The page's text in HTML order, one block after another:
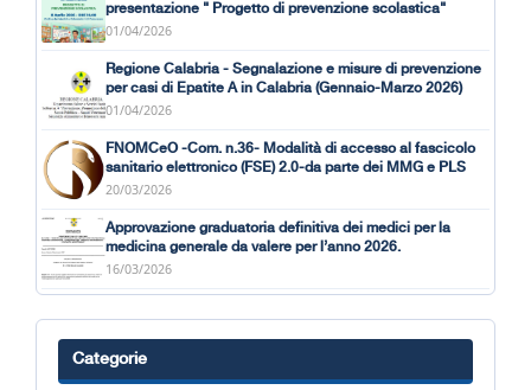
presentazione " Progetto di prevenzione scolastica"
01/04/2026
Regione Calabria - Segnalazione e misure di prevenzione
per casi di Epatite A in Calabria (Gennaio-Marzo 2026)
01/04/2026
FNOMCeO -Com. n.36- Modalità di accesso al fascicolo
sanitario elettronico (FSE) 2.0-da parte dei MMG e PLS
20/03/2026
Approvazione graduatoria definitiva dei medici per la
medicina generale da valere per l’anno 2026.
16/03/2026
Categorie